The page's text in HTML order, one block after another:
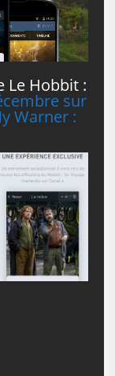
Le Hobbit :
sur
Warner :